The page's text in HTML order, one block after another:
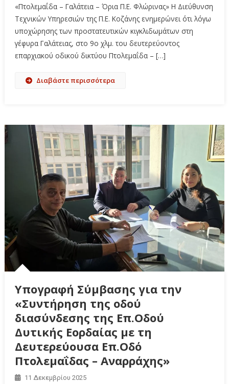
«Πτολεμαΐδα – Γαλάτεια – Όρια Π.Ε. Φλώρινας» Η Διεύθυνση
Τεχνικών Υπηρεσιών της Π.Ε. Κοζάνης ενημερώνει ότι λόγω
υποχώρησης των προστατευτικών κιγκλιδωμάτων στη
γέφυρα Γαλάτειας, στο 9ο χλμ. του δευτερεύοντος
επαρχιακού οδικού δικτύου Πτολεμαΐδα – […]
Διαβάστε περισσότερα
Υπογραφή Σύμβασης για την
«Συντήρηση της οδού
διασύνδεσης της Επ.Οδού
Δυτικής Εορδαίας με τη
Δευτερεύουσα Επ.Οδό
Πτολεμαΐδας – Αναρράχης»
11 Δεκεμβρίου 2025